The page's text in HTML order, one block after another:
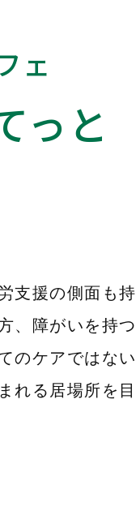
ェ
っと
支援の側面も
、障がいを持
のケアではな
れる居場所を